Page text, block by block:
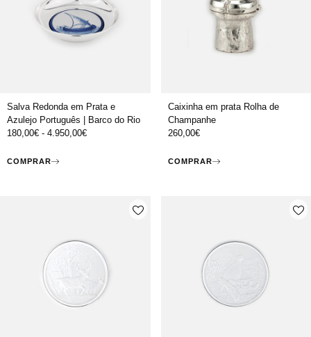
Salva Redonda em Prata e
Azulejo Português | Barco do Rio
180,00€ - 4.950,00€
COMPRAR
Caixinha em prata Rolha de
Champanhe
260,00€
COMPRAR